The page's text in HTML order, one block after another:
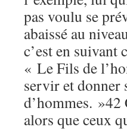
pas voulu se
abaissé au
c’est en suivant
« Le Fils de
servir et donner
d’hommes. »42
alors que ceux